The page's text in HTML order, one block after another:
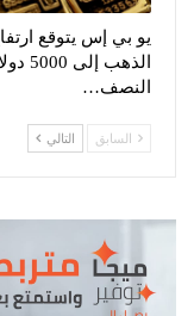
يو بي إس يتوقع
الذهب
النصف…
السابق التالي